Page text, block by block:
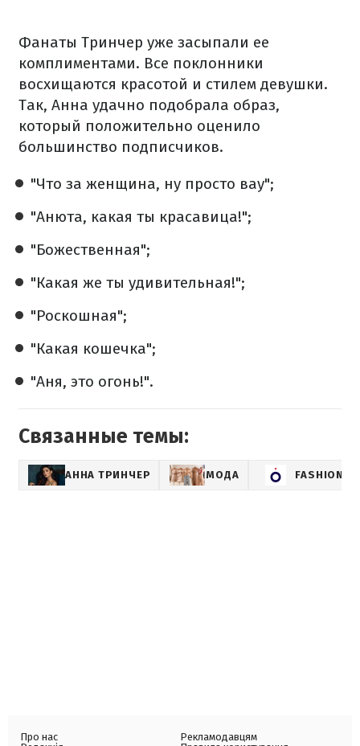
Фанаты Тринчер уже засыпали ее
комплиментами. Все поклонники
восхищаются красотой и стилем девушки.
Так, Анна удачно подобрала образ,
который положительно оценило
большинство подписчиков.
"Что за женщина, ну просто вау";
"Анюта, какая ты красавица!";
"Божественная";
"Какая же ты удивительная!";
"Роскошная";
"Какая кошечка";
"Аня, это огонь!".
Связанные темы:
АННА ТРИНЧЕР МОДА FASHION
Про нас
Рекламодавцям